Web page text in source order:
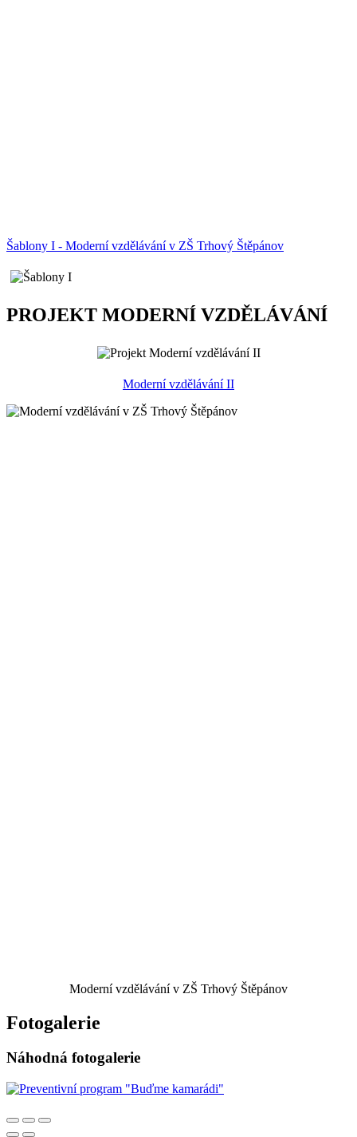
Šablony I - Moderní vzdělávání v ZŠ Trhový Štěpánov
PROJEKT MODERNÍ VZDĚLÁVÁNÍ
Moderní vzdělávání II
Moderní vzdělávání v ZŠ Trhový Štěpánov
Fotogalerie
Náhodná fotogalerie